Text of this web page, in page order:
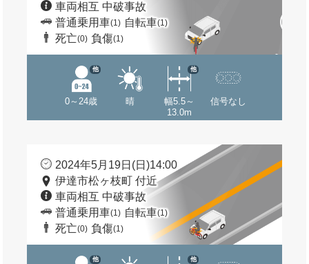
車両相互 中破事故
普通乗用車(1) 自転車(1)
死亡(0) 負傷(1)
0～24歳
他
晴
幅5.5～
13.0m
他
信号なし
2024年5月19日(日)14:00
伊達市松ヶ枝町 付近
車両相互 中破事故
普通乗用車(1) 自転車(1)
死亡(0) 負傷(1)
他 他